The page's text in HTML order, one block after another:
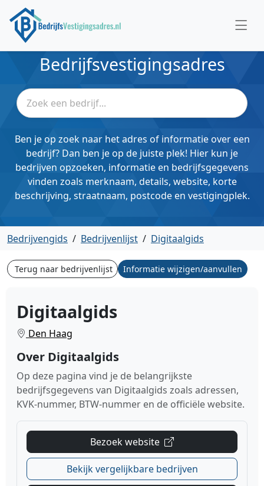
Bedrijfsvestigingsadres
Ben je op zoek naar het adres of informatie over een
bedrijf? Dan ben je op de juiste plek! Hier kun je
bedrijven opzoeken, informatie en bedrijfsgegevens
vinden zoals merknaam, details, website, korte
beschrijving, straatnaam, postcode en vestigingplek.
Bedrijvengids / Bedrijvenlijst / Digitaalgids
Terug naar bedrijvenlijst Informatie wijzigen/aanvullen
Digitaalgids
Den Haag
Over Digitaalgids
Op deze pagina vind je de belangrijkste
bedrijfsgegevens van Digitaalgids zoals adressen,
KVK-nummer, BTW-nummer en de officiële website.
Bezoek website
Bekijk vergelijkbare bedrijven